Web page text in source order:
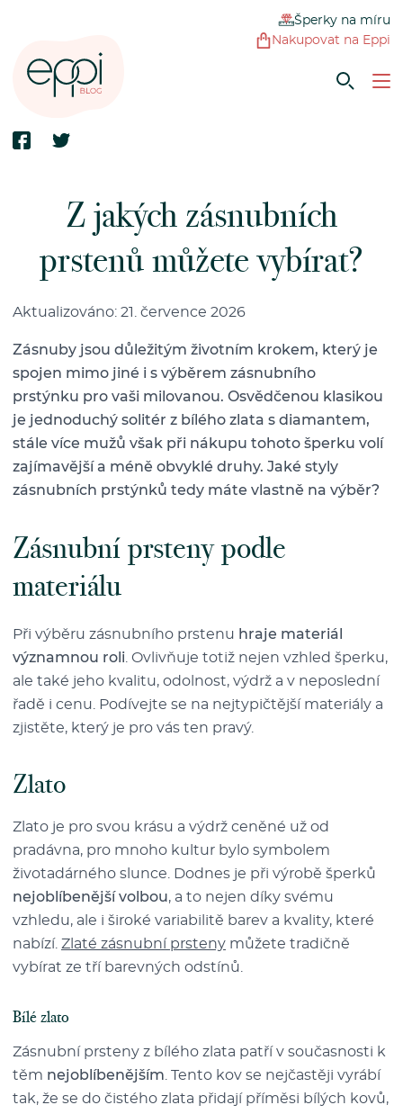
Šperky na míru
Nakupovat na Eppi
Z jakých zásnubních
prstenů můžete vybírat?
Aktualizováno: 21. července 2026
Zásnuby jsou důležitým životním krokem, který je
spojen mimo jiné i s výběrem zásnubního
prstýnku pro vaši milovanou. Osvědčenou klasikou
je jednoduchý solitér z bílého zlata s diamantem,
stále více mužů však při nákupu tohoto šperku volí
zajímavější a méně obvyklé druhy. Jaké styly
zásnubních prstýnků tedy máte vlastně na výběr?
Zásnubní prsteny podle
materiálu
Při výběru zásnubního prstenu hraje materiál
významnou roli . Ovlivňuje totiž nejen vzhled šperku,
ale také jeho kvalitu, odolnost, výdrž a v neposlední
řadě i cenu. Podívejte se na nejtypičtější materiály a
zjistěte, který je pro vás ten pravý.
Zlato
Zlato je pro svou krásu a výdrž ceněné už od
pradávna, pro mnoho kultur bylo symbolem
životadárného slunce. Dodnes je při výrobě šperků
nejoblíbenější volbou, a to nejen díky svému
vzhledu, ale i široké variabilitě barev a kvality, které
nabízí. Zlaté zásnubní prsteny můžete tradičně
vybírat ze tří barevných odstínů.
Bílé zlato
Zásnubní prsteny z bílého zlata patří v současnosti k
těm nejoblíbenějším . Tento kov se nejčastěji vyrábí
tak, že se do čistého zlata přidají příměsi bílých kovů,